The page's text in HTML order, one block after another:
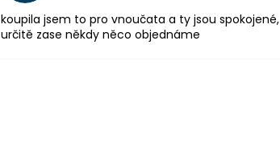
koupila jsem to pro vnoučata a ty jsou spokojené,
určitě zase někdy něco objednáme